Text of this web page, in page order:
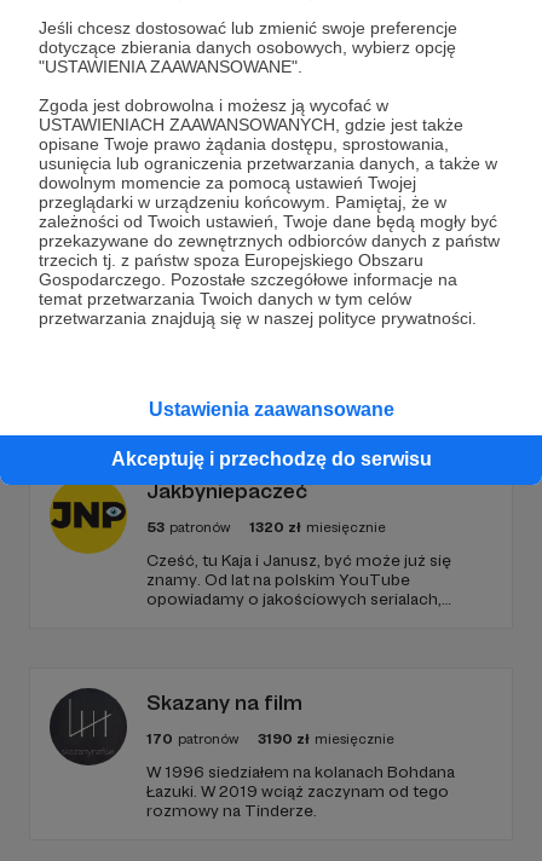
Jeśli chcesz dostosować lub zmienić swoje preferencje
dotyczące zbierania danych osobowych, wybierz opcję
"USTAWIENIA ZAAWANSOWANE".
Zgoda jest dobrowolna i możesz ją wycofać w
USTAWIENIACH ZAAWANSOWANYCH, gdzie jest także
opisane Twoje prawo żądania dostępu, sprostowania,
usunięcia lub ograniczenia przetwarzania danych, a także w
dowolnym momencie za pomocą ustawień Twojej
przeglądarki w urządzeniu końcowym. Pamiętaj, że w
zależności od Twoich ustawień, Twoje dane będą mogły być
przekazywane do zewnętrznych odbiorców danych z państw
trzecich tj. z państw spoza Europejskiego Obszaru
Gospodarczego. Pozostałe szczegółowe informacje na
temat przetwarzania Twoich danych w tym celów
przetwarzania znajdują się w naszej polityce prywatności.
Ustawienia zaawansowane
Akceptuję i przechodzę do serwisu
Dołącz do grona Patronów!
Wesprzyj działalność Autora Reiko Project
Zostań Patronem
Jakbyniepaczeć
53 patronów 1320 zł miesięcznie
Cześć, tu Kaja i Janusz, być może już się
znamy. Od lat na polskim YouTube
opowiadamy o jakościowych serialach,
rozwijać i dalej działać!
Skazany na film
170 patronów 3190 zł miesięcznie
W 1996 siedziałem na kolanach Bohdana
Łazuki. W 2019 wciąż zaczynam od tego
rozmowy na Tinderze.